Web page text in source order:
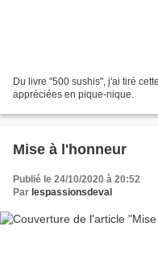
Du livre "500 sushis", j'ai tiré
appréciées en pique-nique.
Mise à l'honneur
Publié le 24/10/2020 à 20:52
Par lespassionsdeval